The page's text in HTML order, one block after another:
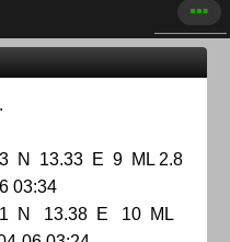
N 13.33 E 9 ML 2.8
03:34
N 13.38 E 10 ML